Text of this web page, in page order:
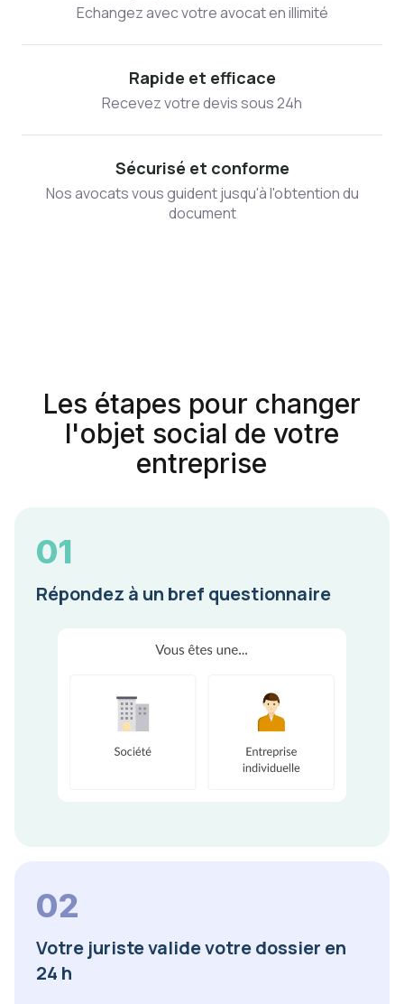
Echangez avec votre avocat en illimité
Rapide et efficace
Recevez votre devis sous 24h
Sécurisé et conforme
Nos avocats vous guident jusqu'à l'obtention du
document
Les étapes pour changer
l'objet social de votre
entreprise
01
Répondez à un bref questionnaire
02
Votre juriste valide votre dossier en
24 h